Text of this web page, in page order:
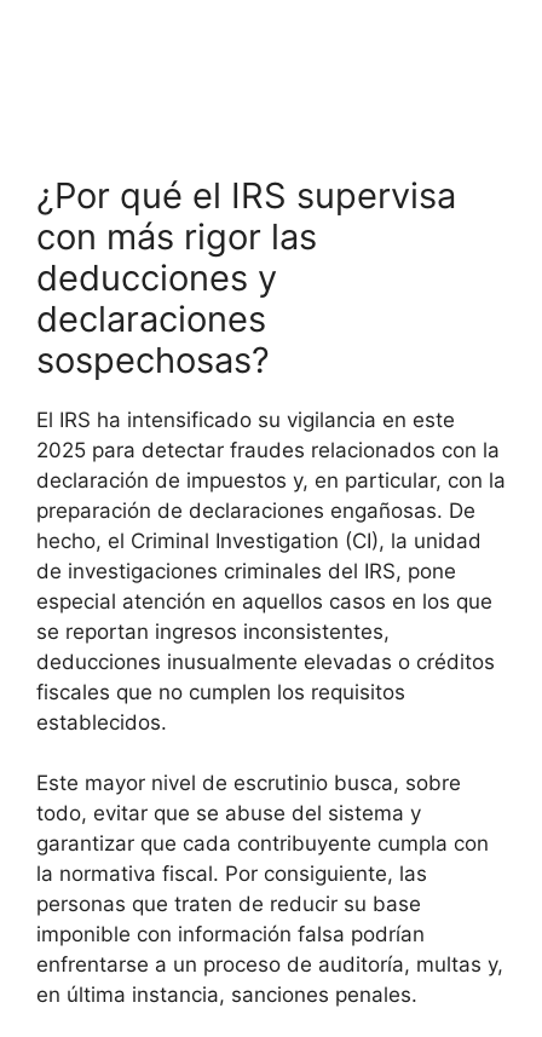
¿Por qué el IRS supervisa
con más rigor las
deducciones y
declaraciones
sospechosas?
El IRS ha intensificado su vigilancia en este
2025 para detectar fraudes relacionados con la
declaración de impuestos y, en particular, con la
preparación de declaraciones engañosas. De
hecho, el Criminal Investigation (CI), la unidad
de investigaciones criminales del IRS, pone
especial atención en aquellos casos en los que
se reportan ingresos inconsistentes,
deducciones inusualmente elevadas o créditos
fiscales que no cumplen los requisitos
establecidos.
Este mayor nivel de escrutinio busca, sobre
todo, evitar que se abuse del sistema y
garantizar que cada contribuyente cumpla con
la normativa fiscal. Por consiguiente, las
personas que traten de reducir su base
imponible con información falsa podrían
enfrentarse a un proceso de auditoría, multas y,
en última instancia, sanciones penales.